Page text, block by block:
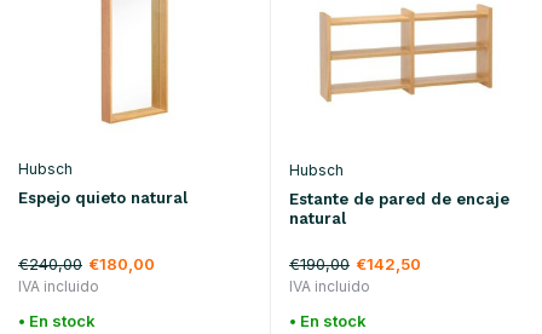
Hubsch
Espejo quieto natural
€240,00 €180,00
IVA incluido
• En stock
Hubsch
Estante de pared de encaje
natural
€190,00 €142,50
IVA incluido
• En stock